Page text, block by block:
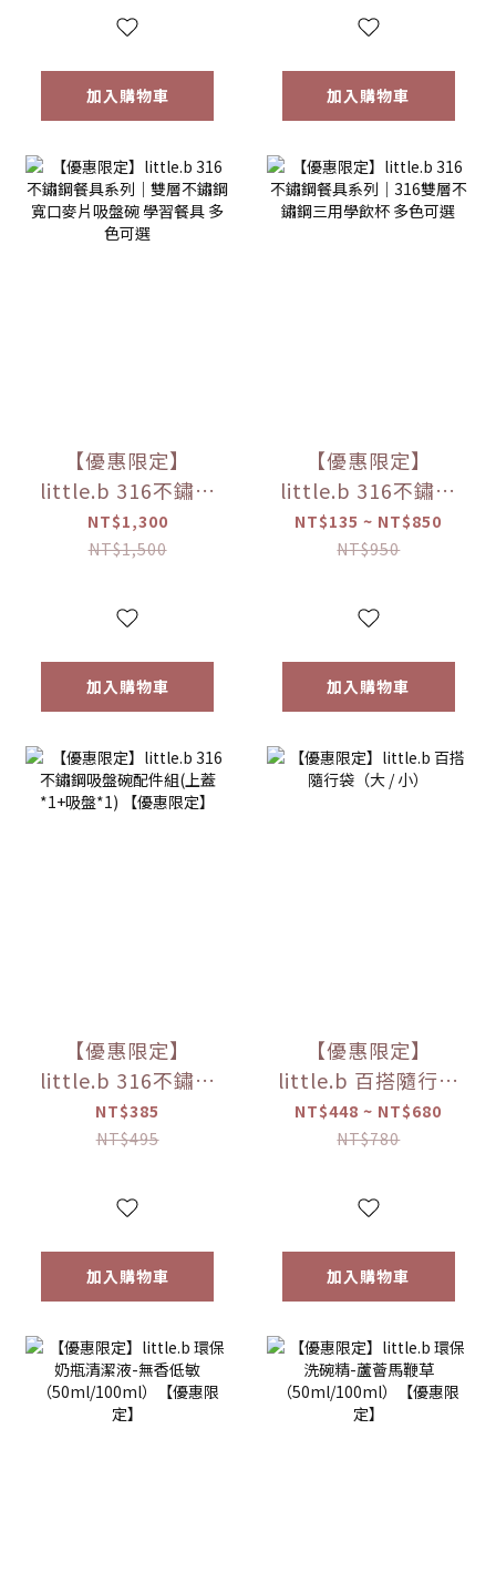
加入購物車 加入購物車
【優惠限定】
little.b 316不鏽鋼
餐具系列｜雙層不
鏽鋼寬口麥片吸盤
選
NT$1,300
NT$1,500
加入購物車
【優惠限定】
little.b 316不鏽鋼
餐具系列｜316雙層
不鏽鋼三用學飲杯
NT$135 ~ NT$850
NT$950
加入購物車
【優惠限定】
little.b 316不鏽鋼
吸盤碗配件組(上蓋
*1+吸盤*1) 【優惠
NT$385
NT$495
加入購物車
【優惠限定】
little.b 百搭隨行袋
（大 / 小）
NT$448 ~ NT$680
NT$780
加入購物車